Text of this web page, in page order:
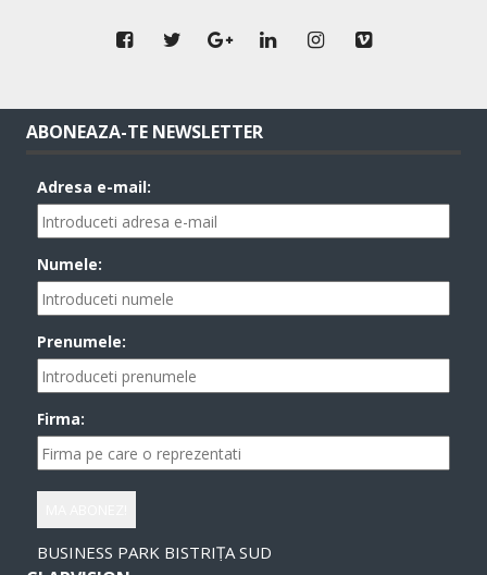
ABONEAZA-TE NEWSLETTER
Adresa e-mail:
Numele:
Prenumele:
Firma:
BUSINESS PARK BISTRIȚA SUD